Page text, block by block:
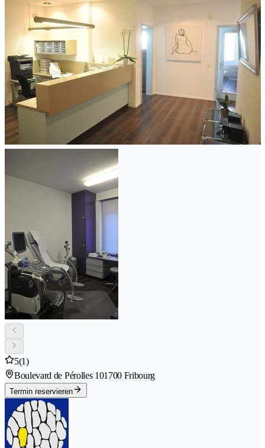
5(1)
Boulevard de Pérolles 101700 Fribourg
Termin reservieren